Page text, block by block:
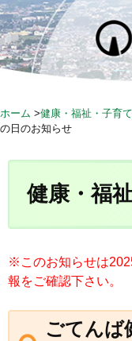
S
k
i
p
c
ホーム >健康・福祉・子育て
の日のお知らせ
健康・福
※このお知らせは
報をご確認下さい。
ごてんば